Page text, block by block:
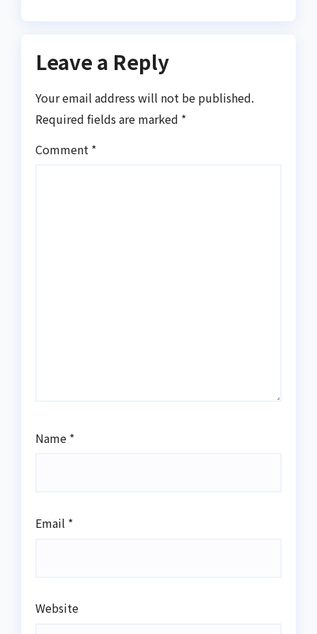
Leave a Reply
Your email address will not be published.
Required fields are marked *
Comment *
Name *
Email *
Website